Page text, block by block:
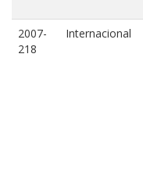
2007-
218
Internacional